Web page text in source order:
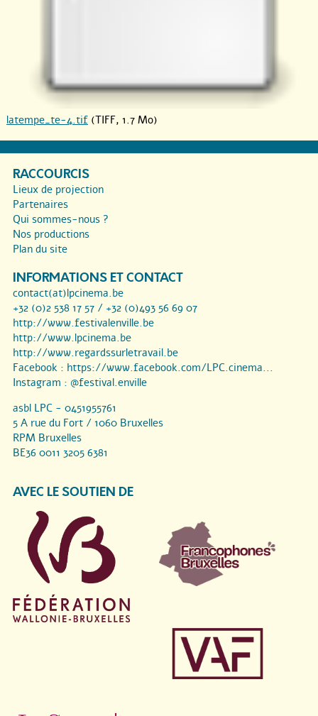
latempe_te-4.tif (TIFF, 1.7 Mo)
RACCOURCIS
Lieux de projection
Partenaires
Qui sommes-nous ?
Nos productions
Plan du site
INFORMATIONS ET CONTACT
contact(at)lpcinema.be
+32 (0)2 538 17 57 / +32 (0)493 56 69 07
http://www.festivalenville.be
http://www.lpcinema.be
http://www.regardssurletravail.be
Facebook : https://www.facebook.com/LPC.cinema...
Instagram : @festival.enville
asbl LPC - 0451955761
5 A rue du Fort / 1060 Bruxelles
RPM Bruxelles
BE36 0011 3205 6381
AVEC LE SOUTIEN DE